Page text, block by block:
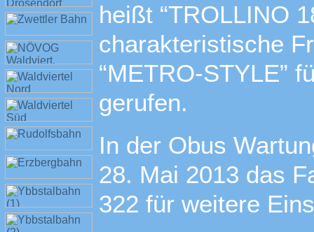
heißt “TROLLINO
charakteristische
“METRO-STYLE”
gerufen.
In der Obus
28. Mai 2013 das
322 für weitere